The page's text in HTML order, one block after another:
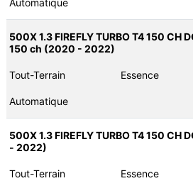
Automatique
500X 1.3 FIREFLY TURBO T4 150 CH
150 ch (2020 - 2022)
Tout-Terrain Essence
Automatique
500X 1.3 FIREFLY TURBO T4 150 CH
- 2022)
Tout-Terrain Essence